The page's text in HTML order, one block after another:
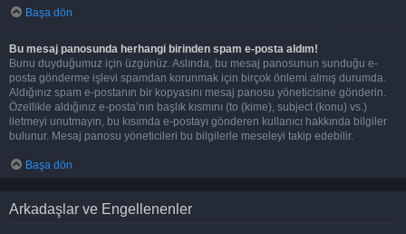
Başa dön
Bu mesaj panosunda herhangi birinden spam e-posta aldım!
Bunu duyduğumuz için üzgünüz. Aslında, bu mesaj panosunun sunduğu e-
posta gönderme işlevi spamdan korunmak için birçok önlemi almış durumda.
Aldığınız spam e-postanın bir kopyasını mesaj panosu yöneticisine gönderin.
Özellikle aldığınız e-posta’nın başlık kısmını (to (kime), subject (konu) vs.)
iletmeyi unutmayın, bu kısımda e-postayı gönderen kullanıcı hakkında bilgiler
bulunur. Mesaj panosu yöneticileri bu bilgilerle meseleyi takip edebilir.
Başa dön
Arkadaşlar ve Engellenenler